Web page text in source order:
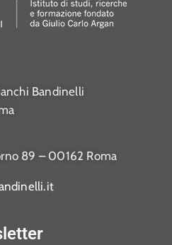
Bandinelli
89 – 00162 Roma